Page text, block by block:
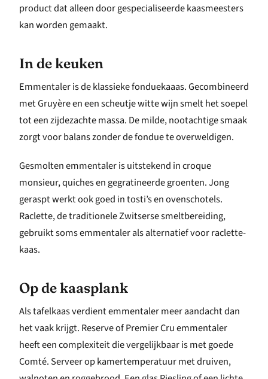
product dat alleen door gespecialiseerde kaasmeesters
kan worden gemaakt.
In de keuken
Emmentaler is de klassieke fonduekaaas. Gecombineerd
met Gruyère en een scheutje witte wijn smelt het soepel
tot een zijdezachte massa. De milde, nootachtige smaak
zorgt voor balans zonder de fondue te overweldigen.
Gesmolten emmentaler is uitstekend in croque
monsieur, quiches en gegratineerde groenten. Jong
geraspt werkt ook goed in tosti’s en ovenschotels.
Raclette, de traditionele Zwitserse smeltbereiding,
gebruikt soms emmentaler als alternatief voor raclette-
kaas.
Op de kaasplank
Als tafelkaas verdient emmentaler meer aandacht dan
het vaak krijgt. Reserve of Premier Cru emmentaler
heeft een complexiteit die vergelijkbaar is met goede
Comté. Serveer op kamertemperatuur met druiven,